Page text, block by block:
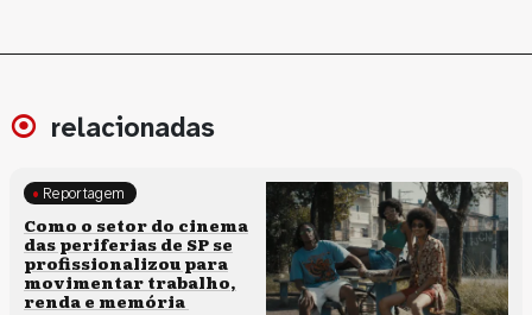
relacionadas
Políticas culturais
Reportagem
Como o setor do cinema
das periferias de SP se
profissionalizou para
movimentar trabalho,
renda e memória